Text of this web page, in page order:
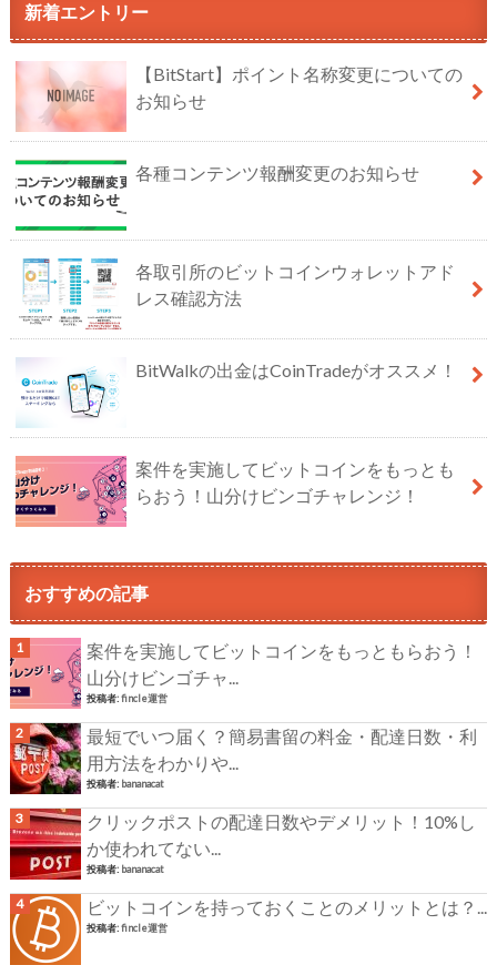
新着エントリー
【BitStart】ポイント名称変更についての
お知らせ
各種コンテンツ報酬変更のお知らせ
各取引所のビットコインウォレットアド
レス確認方法
BitWalkの出金はCoinTradeがオススメ！
案件を実施してビットコインをもっとも
らおう！山分けビンゴチャレンジ！
おすすめの記事
案件を実施してビットコインをもっともらおう！
山分けビンゴチャ...
投稿者:fincle運営
最短でいつ届く？簡易書留の料金・配達日数・利
用方法をわかりや...
投稿者: bananacat
クリックポストの配達日数やデメリット！10%し
か使われてない...
投稿者: bananacat
ビットコインを持っておくことのメリットとは？...
投稿者:fincle運営